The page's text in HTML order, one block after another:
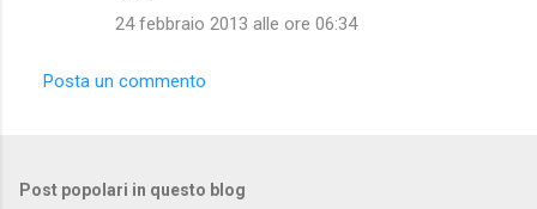
24 febbraio 2013 alle ore 06:34
Posta un commento
Post popolari in questo blog